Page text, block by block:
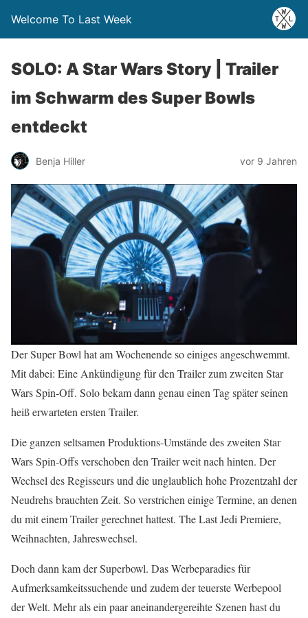
Welcome To Last Week
SOLO: A Star Wars Story | Trailer
im Schwarm des Super Bowls
entdeckt
Benja Hiller vor 9 Jahren
Der Super Bowl hat am Wochenende so einiges angeschwemmt.
Mit dabei: Eine Ankündigung für den Trailer zum zweiten Star
Wars Spin-Off. Solo bekam dann genau einen Tag später seinen
heiß erwarteten ersten Trailer.
Die ganzen seltsamen Produktions-Umstände des zweiten Star
Wars Spin-Offs verschoben den Trailer weit nach hinten. Der
Wechsel des Regisseurs und die unglaublich hohe Prozentzahl der
Neudrehs brauchten Zeit. So verstrichen einige Termine, an denen
du mit einem Trailer gerechnet hattest. The Last Jedi Premiere,
Weihnachten, Jahreswechsel.
Doch dann kam der Superbowl. Das Werbeparadies für
Aufmerksamkeitssuchende und zudem der teuerste Werbepool
der Welt. Mehr als ein paar aneinandergereihte Szenen hast du